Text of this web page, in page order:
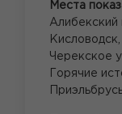
Места
Алибекский
Кисловодск,
Черекское
Горячие